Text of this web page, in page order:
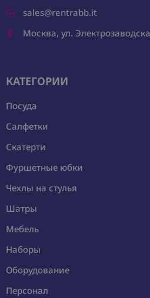
sales@rentrabb.it
Москва, ул.
КАТЕГОРИИ
Посуда
Салфетки
Скатерти
Фуршетные юбки
Чехлы на стулья
Шатры
Мебель
Наборы
Оборудование
Персонал